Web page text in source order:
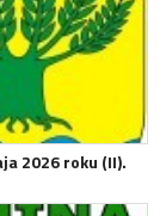
2026 roku (II).